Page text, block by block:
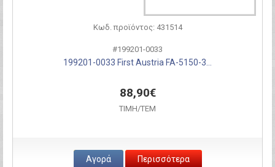
Κωδ. προϊόντος: 431514
#199201-0033
199201-0033 First Austria FA-5150-3...
88,90€
ΤΙΜH/ΤΕΜ
Αγορά Περισσότερα